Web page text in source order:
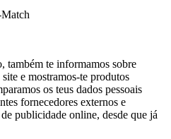
também te informamos sobre
e mostramos-te produtos
os teus dados pessoais
fornecedores externos e
publicidade online, desde que já